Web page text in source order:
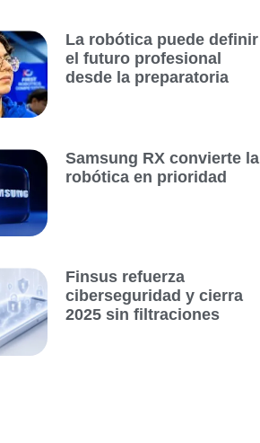
La robótica puede definir
el futuro profesional
desde la preparatoria
Samsung RX convierte la
robótica en prioridad
Finsus refuerza
ciberseguridad y cierra
2025 sin filtraciones